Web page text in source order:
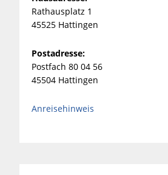
Rathausplatz 1
45525 Hattingen
Postadresse:
Postfach 80 04 56
45504 Hattingen
Anreisehinweis